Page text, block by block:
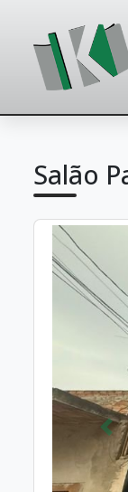
Salão